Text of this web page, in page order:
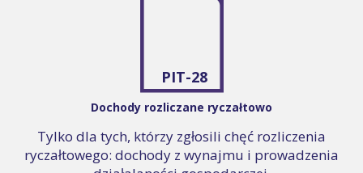
PIT-28
Dochody rozliczane ryczałtowo
Tylko dla tych, którzy zgłosili chęć rozliczenia
ryczałtowego: dochody z wynajmu i prowadzenia